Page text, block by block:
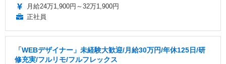
月給24万1,900円～32万1,900円
正社員
「WEBデザイナー」未経験大歓迎/月給30万円/年休125日/研
修充実/フルリモ/フルフレックス